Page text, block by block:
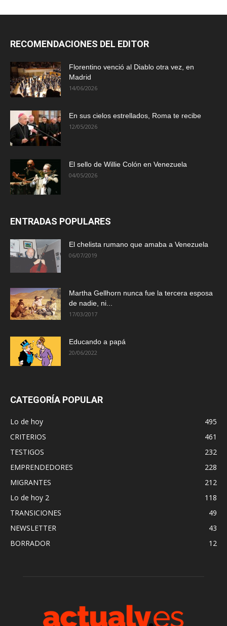
RECOMENDACIONES DEL EDITOR
Florentino venció al Diablo otra vez, en
Madrid
14/06/2026
En sus cielos estrellados, Roma te recibe
12/05/2026
El sello de Willie Colón en Venezuela
04/05/2026
ENTRADAS POPULARES
El chelista rumano que amaba a Venezuela
06/07/2019
Martha Gellhorn nunca fue la tercera esposa
de nadie, ni...
17/03/2017
Educando a papá
20/06/2022
CATEGORÍA POPULAR
Lo de hoy
495
CRITERIOS
461
TESTIGOS
232
EMPRENDEDORES
228
MIGRANTES
212
Lo de hoy 2
118
TRANSICIONES
49
NEWSLETTER
43
BORRADOR
12